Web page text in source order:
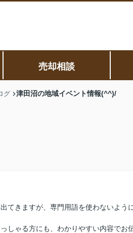
売却相談
グ 津田沼の地域イベント情報(^^)/
てきますが、専門用語を使わないよう
しゃる方にも、わかりやすい内容でお